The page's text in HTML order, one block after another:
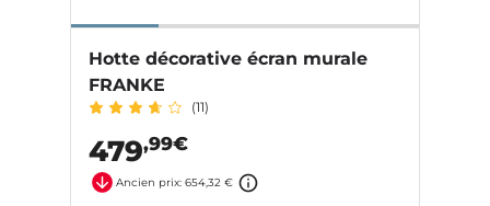
Hotte décorative écran murale
FRANKE
(11)
479,99€
Ancien prix: 654,32 €